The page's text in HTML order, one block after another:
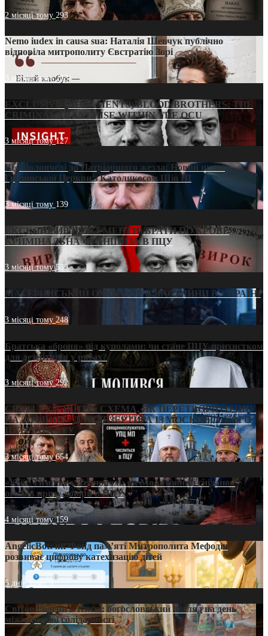
2 місяці тому 293
Nemo iudex in causa sua: Наталія Шевчук публічно
відповіла митрополиту Євстратію Зорі
3 місяці тому213
EXCLUSIVE (DOCUMENTS)/BLOOD BROTHERS: THE
CRIMINAL FRANCHISE WITHIN THE OCU
3 місяці тому127
Від віолончелі до Патріаршого жезла: Новий шлях
Грузинської Церкви з Католикосом Шіо III
3 місяці тому 139
ЕКСКЛЮЗИВ (ДОКУМЕНТИ)/БРАТИ ПО КРОВІ:
КРИМІНАЛЬНА ФРАНШИЗА В ПЦУ
3 місяці тому539
МАТЕРИНСЬКИЙ ОМОРФОР В ЧАС ВІЙНИ В УКРАЇНІ
3 місяці тому248
Братська «броня» під куполами: чи стане ПЦУ прихистком
для дезертирів у рясах?
3 місяці тому292
СВЯТІ УХИЛЯНТИ: СХЕМА, ЯК ПЕРЕТВОРИТИ ПЦУ
НА «ОФШОР» ДЛЯ ДЕЗЕРТИРА ІЗ МОСКОВСЬКОГО
ПАТРІАРХАТУ
3 місяці тому654
«Кейс Тихона» у Тернополі: як Молитовний сніданок
оголив кризу довіри в ПЦУ
4 місяці тому159
AngelicBot: як Фонд пам’яті Митрополита Мефодія
розвиває цифрову катехизацію дітей
5 днів тому9
Світові лідери в Києві: богословський погляд на день
міжнародної солідарності